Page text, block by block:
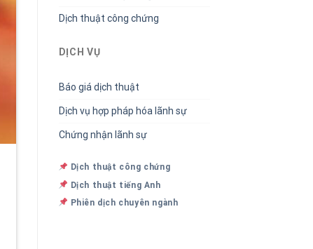
Dịch thuật công chứng
DỊCH VỤ
Báo giá dịch thuật
Dịch vụ hợp pháp hóa lãnh sự
Chứng nhận lãnh sự
Dịch thuật công chứng
Dịch thuật tiếng Anh
Phiên dịch chuyên ngành